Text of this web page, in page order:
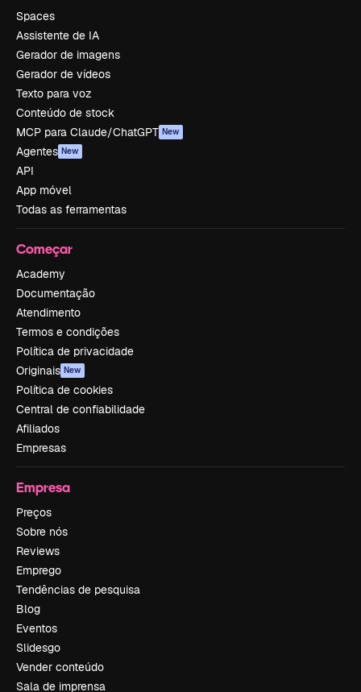
Spaces
Assistente de IA
Gerador de imagens
Gerador de vídeos
Texto para voz
Conteúdo de stock
MCP para Claude/ChatGPT New
Agentes New
API
App móvel
Todas as ferramentas
Começar
Academy
Documentação
Atendimento
Termos e condições
Política de privacidade
Originais New
Política de cookies
Central de confiabilidade
Afiliados
Empresas
Empresa
Preços
Sobre nós
Reviews
Emprego
Tendências de pesquisa
Blog
Eventos
Slidesgo
Vender conteúdo
Sala de imprensa